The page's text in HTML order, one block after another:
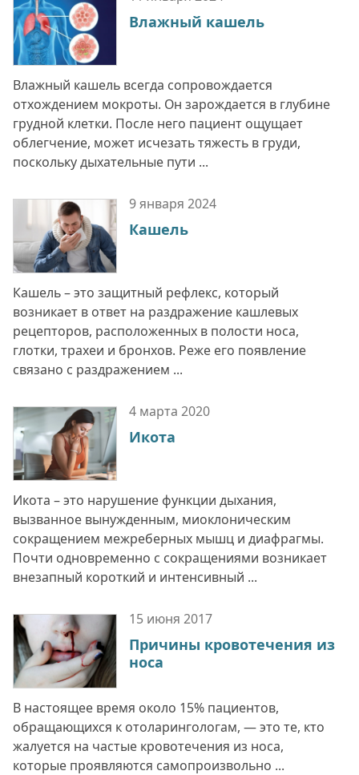
Влажный кашель
Влажный кашель всегда сопровождается
отхождением мокроты. Он зарождается в глубине
грудной клетки. После него пациент ощущает
облегчение, может исчезать тяжесть в груди,
поскольку дыхательные пути ...
9 января 2024
Кашель
Кашель – это защитный рефлекс, который
возникает в ответ на раздражение кашлевых
рецепторов, расположенных в полости носа,
глотки, трахеи и бронхов. Реже его появление
связано с раздражением ...
4 марта 2020
Икота
Икота – это нарушение функции дыхания,
вызванное вынужденным, миоклоническим
сокращением межреберных мышц и диафрагмы.
Почти одновременно с сокращениями возникает
внезапный короткий и интенсивный ...
15 июня 2017
Причины кровотечения из
носа
В настоящее время около 15% пациентов,
обращающихся к отоларингологам, — это те, кто
жалуется на частые кровотечения из носа,
которые проявляются самопроизвольно ...